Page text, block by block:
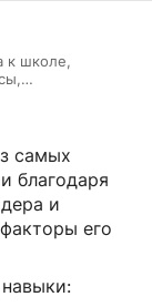
к школе,
самых
благодаря
и
его